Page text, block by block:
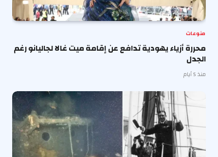
منوعات
محررة أزياء يهودية تدافع عن إقامة ميت غالا لجاليانو رغم
الجدل
منذ 5 أيام